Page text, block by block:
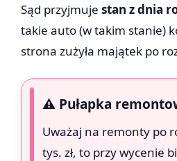
Sąd przyjmuje stan z dnia
takie auto (w takim stanie)
strona zużyła majątek po
⚠️ Pułapka
Uważaj na remonty po
tys. zł, to przy wycenie